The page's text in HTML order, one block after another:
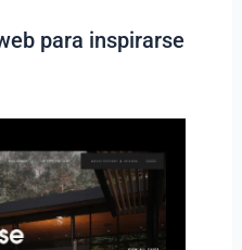
para inspirarse